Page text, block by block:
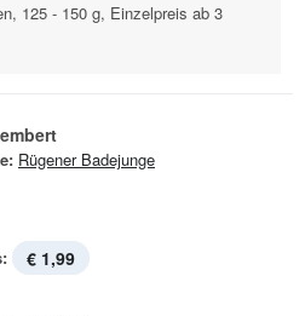
125 - 150 g, Einzelpreis ab 3
Rügener Badejunge
€ 1,99